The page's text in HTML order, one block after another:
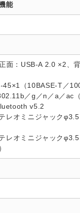
能
正面：USB-A 2.0 ×2、
45×1（10BASE-T／
／g／n／a／ac
v5.2
テレオミニジャック
レオミニジャック